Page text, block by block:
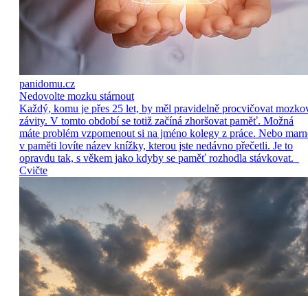
panidomu.cz
Nedovolte mozku stárnout
Každý, komu je přes 25 let, by měl pravidelně procvičovat
závity. V tomto období se totiž začíná zhoršovat paměť. Možná
máte problém vzpomenout si na jméno kolegy z práce. Nebo
v paměti lovíte název knížky, kterou jste nedávno přečetli. Je to
opravdu tak, s věkem jako kdyby se paměť rozhodla stávkovat.
Cvičte